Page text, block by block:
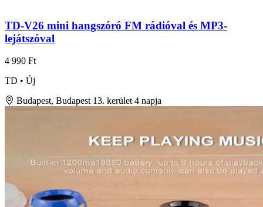
TD-V26 mini hangszóró FM rádióval és MP3-
lejátszóval
4 990 Ft
TD • Új
Budapest, Budapest 13. kerület 4 napja